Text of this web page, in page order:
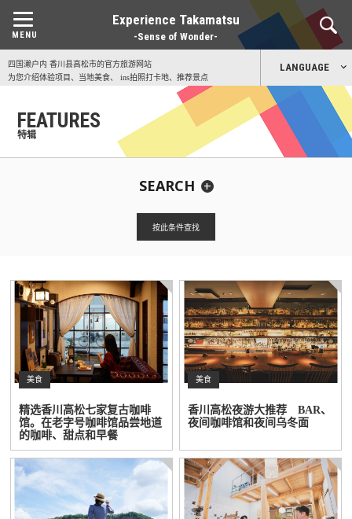
Experience Takamatsu
-Sense of Wonder-
四国濑户内 香川县高松市的官方旅游网站
为您介绍体验项目、当地美食、 ins拍照打卡地、推荐景点
LANGUAGE
日本語
English
FEATURES
特辑
SEARCH
活动 美食
按此条件查找
美食
精选香川高松七家复古咖啡
馆。在老字号咖啡馆品尝地道
的咖啡、甜点和早餐
美食
香川高松夜游大推荐 BAR、
夜间咖啡馆和夜间乌冬面